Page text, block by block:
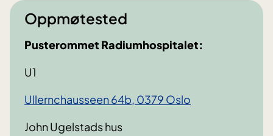
Oppmøtested
Pusterommet Radiumhospitalet:
U1
Ullernchausseen 64b, 0379 Oslo
John Ugelstads hus